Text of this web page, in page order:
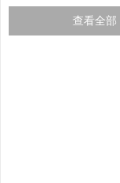
查看全部